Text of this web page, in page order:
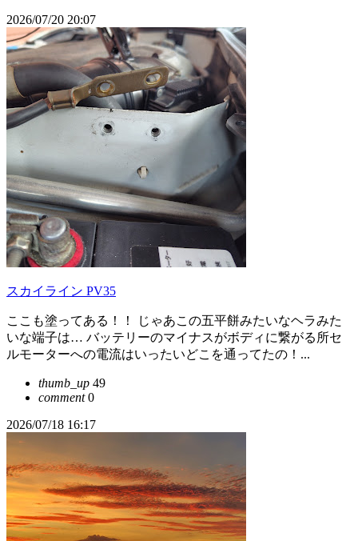
2026/07/20 20:07
スカイライン PV35
ここも塗ってある！！ じゃあこの五平餅みたいなヘラみた
いな端子は… バッテリーのマイナスがボディに繋がる所セ
ルモーターへの電流はいったいどこを通ってたの！...
thumb_up 49
comment0
2026/07/18 16:17